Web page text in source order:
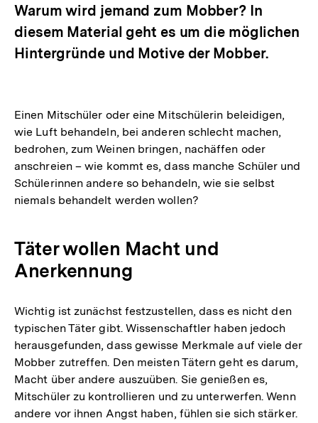
Warum wird jemand zum Mobber? In
diesem Material geht es um die möglichen
Hintergründe und Motive der Mobber.
Einen Mitschüler oder eine Mitschülerin beleidigen,
wie Luft behandeln, bei anderen schlecht machen,
bedrohen, zum Weinen bringen, nachäffen oder
anschreien – wie kommt es, dass manche Schüler und
Schülerinnen andere so behandeln, wie sie selbst
niemals behandelt werden wollen?
Täter wollen Macht und
Anerkennung
Wichtig ist zunächst festzustellen, dass es nicht den
typischen Täter gibt. Wissenschaftler haben jedoch
herausgefunden, dass gewisse Merkmale auf viele der
Mobber zutreffen. Den meisten Tätern geht es darum,
Macht über andere auszuüben. Sie genießen es,
Mitschüler zu kontrollieren und zu unterwerfen. Wenn
andere vor ihnen Angst haben, fühlen sie sich stärker.